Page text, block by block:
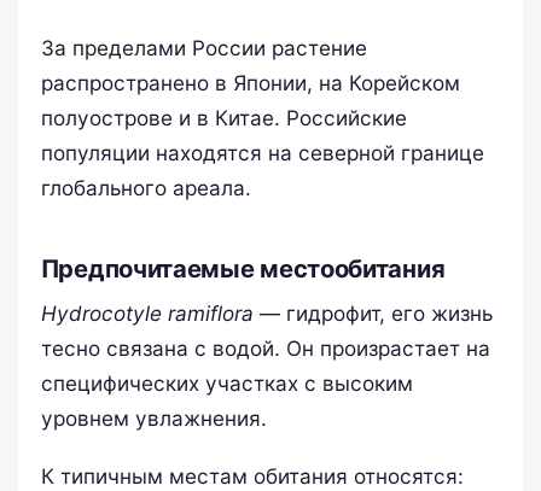
За пределами России растение
распространено в Японии, на Корейском
полуострове и в Китае. Российские
популяции находятся на северной границе
глобального ареала.
Предпочитаемые местообитания
Hydrocotyle ramiflora — гидрофит, его жизнь
тесно связана с водой. Он произрастает на
специфических участках с высоким
уровнем увлажнения.
К типичным местам обитания относятся: